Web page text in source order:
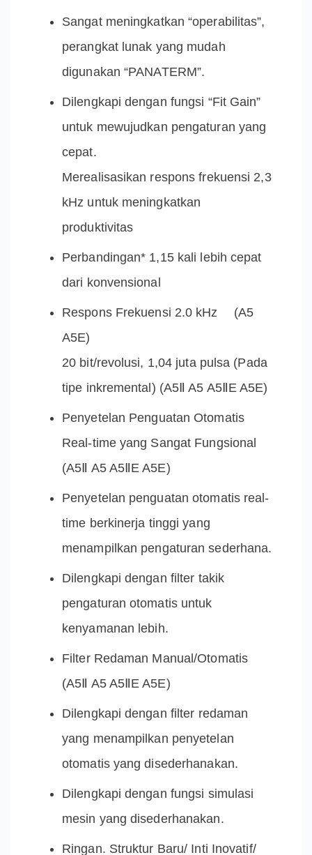
Sangat meningkatkan “operabilitas”,
perangkat lunak yang mudah
digunakan “PANATERM”.
Dilengkapi dengan fungsi “Fit Gain”
untuk mewujudkan pengaturan yang
cepat.
Merealisasikan respons frekuensi 2,3
kHz untuk meningkatkan
produktivitas
Perbandingan* 1,15 kali lebih cepat
dari konvensional
Respons Frekuensi 2.0 kHz (A5
A5E)
20 bit/revolusi, 1,04 juta pulsa (Pada
tipe inkremental) (A5Ⅱ A5 A5ⅡE A5E)
Penyetelan Penguatan Otomatis
Real-time yang Sangat Fungsional
(A5Ⅱ A5 A5ⅡE A5E)
Penyetelan penguatan otomatis real-
time berkinerja tinggi yang
menampilkan pengaturan sederhana.
Dilengkapi dengan filter takik
pengaturan otomatis untuk
kenyamanan lebih.
Filter Redaman Manual/Otomatis
(A5Ⅱ A5 A5ⅡE A5E)
Dilengkapi dengan filter redaman
yang menampilkan penyetelan
otomatis yang disederhanakan.
Dilengkapi dengan fungsi simulasi
mesin yang disederhanakan.
Ringan. Struktur Baru/ Inti Inovatif/